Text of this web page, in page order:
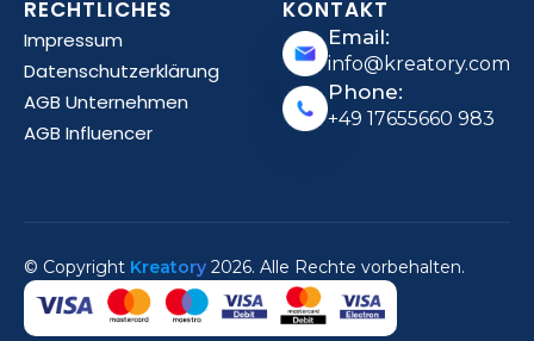
RECHTLICHES
Impressum
Datenschutzerklärung
AGB Unternehmen
AGB Influencer
KONTAKT
Email:
info@kreatory.com
Phone:
+49 17655660 983
© Copyright Kreatory 2026. Alle Rechte vorbehalten.